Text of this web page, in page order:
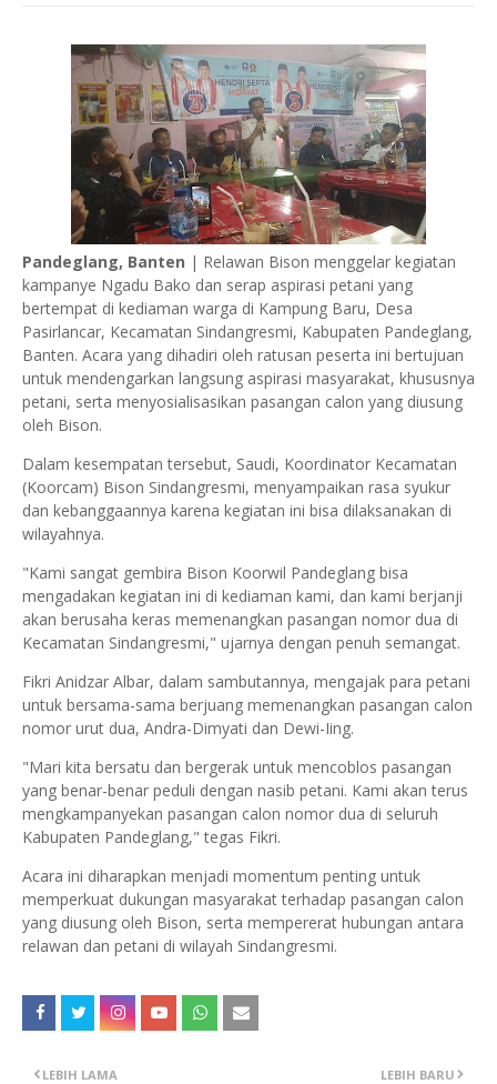
Pandeglang, Banten | Relawan Bison menggelar kegiatan
kampanye Ngadu Bako dan serap aspirasi petani yang
bertempat di kediaman warga di Kampung Baru, Desa
Pasirlancar, Kecamatan Sindangresmi, Kabupaten Pandeglang,
Banten. Acara yang dihadiri oleh ratusan peserta ini bertujuan
untuk mendengarkan langsung aspirasi masyarakat, khususnya
petani, serta menyosialisasikan pasangan calon yang diusung
oleh Bison.
Dalam kesempatan tersebut, Saudi, Koordinator Kecamatan
(Koorcam) Bison Sindangresmi, menyampaikan rasa syukur
dan kebanggaannya karena kegiatan ini bisa dilaksanakan di
wilayahnya.
"Kami sangat gembira Bison Koorwil Pandeglang bisa
mengadakan kegiatan ini di kediaman kami, dan kami berjanji
akan berusaha keras memenangkan pasangan nomor dua di
Kecamatan Sindangresmi," ujarnya dengan penuh semangat.
Fikri Anidzar Albar, dalam sambutannya, mengajak para petani
untuk bersama-sama berjuang memenangkan pasangan calon
nomor urut dua, Andra-Dimyati dan Dewi-Iing.
"Mari kita bersatu dan bergerak untuk mencoblos pasangan
yang benar-benar peduli dengan nasib petani. Kami akan terus
mengkampanyekan pasangan calon nomor dua di seluruh
Kabupaten Pandeglang," tegas Fikri.
Acara ini diharapkan menjadi momentum penting untuk
memperkuat dukungan masyarakat terhadap pasangan calon
yang diusung oleh Bison, serta mempererat hubungan antara
relawan dan petani di wilayah Sindangresmi.
LEBIH BARU
LEBIH LAMA